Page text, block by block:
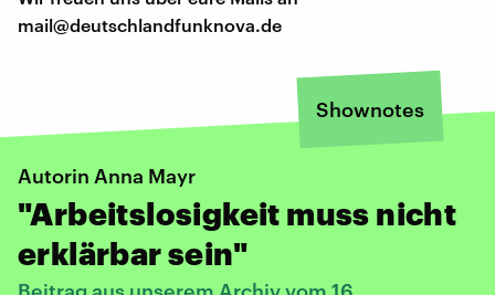
mail@deutschlandfunknova.de
Shownotes
Autorin Anna Mayr
"Arbeitslosigkeit muss nicht
erklärbar sein"